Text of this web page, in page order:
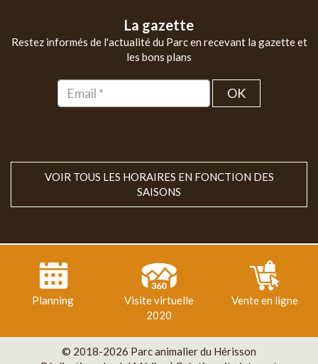
La gazette
Restez informés de l'actualité du Parc en recevant la gazette et
les bons plans
OK
VOIR TOUS LES HORAIRES EN FONCTION DES
SAISONS
Planning
Visite virtuelle
2020
Vente en ligne
© 2018-2026 Parc animalier du Hérisson